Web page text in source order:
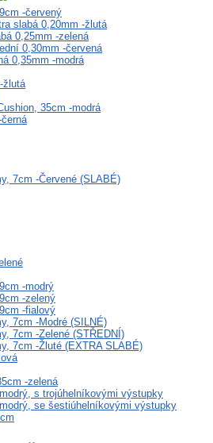
-červený
slabá 0,20mm -žlutá
0,25mm -zelená
0,30mm -červená
0,35mm -modrá
žlutá
35cm -modrá
7cm -Červené (SLABÉ)
-modrý
-zelený
-fialový
7cm -Modré (SILNÉ)
7cm -Zelené (STŘEDNÍ)
7cm -Žluté (EXTRA SLABÉ)
-zelená
s trojúhelníkovými výstupky
se šestiúhelníkovými výstupky